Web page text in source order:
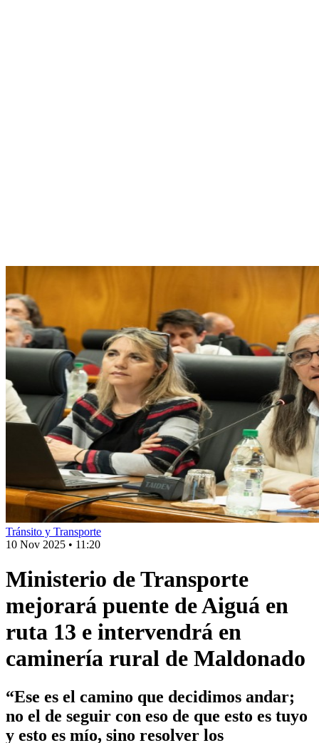
Tránsito y Transporte
10 Nov 2025 • 11:20
Ministerio de Transporte
mejorará puente de Aiguá en
ruta 13 e intervendrá en
caminería rural de Maldonado
“Ese es el camino que decidimos andar;
no el de seguir con eso de que esto es tuyo
y esto es mío, sino resolver los